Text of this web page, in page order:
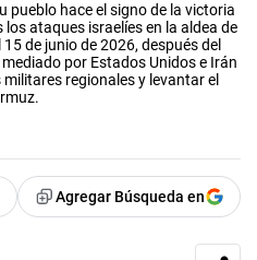
pueblo hace el signo de la victoria
ataques israelíes en la aldea de
de junio de 2026, después del
por Estados Unidos e Irán
regionales y levantar el
Agregar Búsqueda en